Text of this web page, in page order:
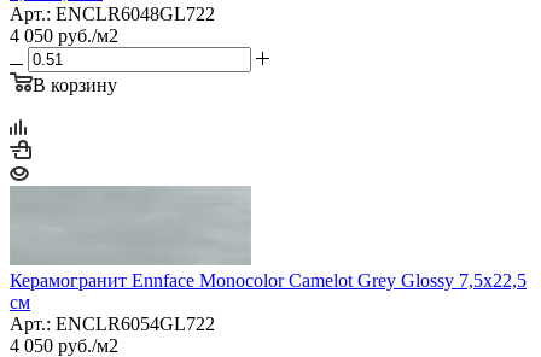
Арт.: ENCLR6048GL722
4 050 руб./м2
В корзину
Керамогранит Ennface Monocolor Camelot Grey Glossy 7,5x22,5
см
Арт.: ENCLR6054GL722
4 050 руб./м2